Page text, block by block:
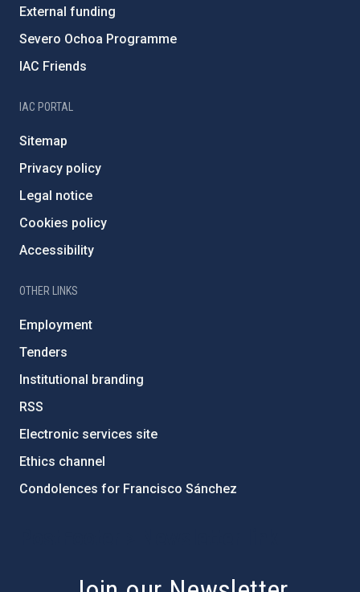
External funding
Severo Ochoa Programme
IAC Friends
IAC PORTAL
Sitemap
Privacy policy
Legal notice
Cookies policy
Accessibility
OTHER LINKS
Employment
Tenders
Institutional branding
RSS
Electronic services site
Ethics channel
Condolences for Francisco Sánchez